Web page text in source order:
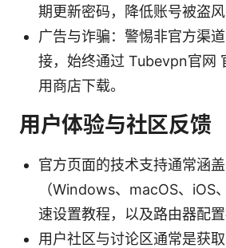
期更新密码，降低账号被盗风
广告与诈骗：警惕非官方渠
接，始终通过 Tubevpn官网
用商店下载。
用户体验与社区反馈
官方页面的技术支持通常涵
（Windows、macOS、iOS
速设置教程，以及路由器配置
用户社区与讨论区通常是获